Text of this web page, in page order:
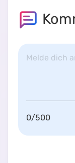
Melde dich
0/500